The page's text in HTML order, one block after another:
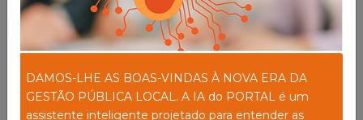
DAMOS-LHE AS BOAS-VINDAS À NOVA ERA DA
GESTÃO PÚBLICA LOCAL. A IA do PORTAL é um
assistente inteligente projetado para entender as
Ver todos